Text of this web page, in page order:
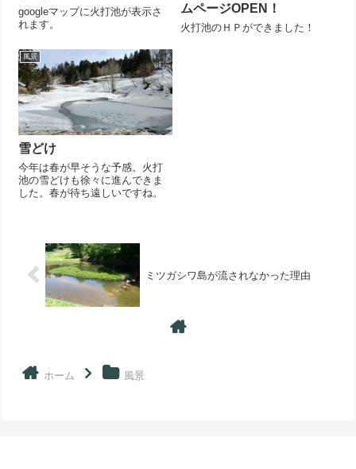
googleマップに火打池が表示さ
れます。
ムページOPEN！
火打池のＨＰができました！
風景
雪どけ
今年は春が早そうな予感。火打
池の雪どけも徐々に進んできま
した。春が待ち遠しいですね。
ミツガシワ島が流されなかった理由
ホーム 風景